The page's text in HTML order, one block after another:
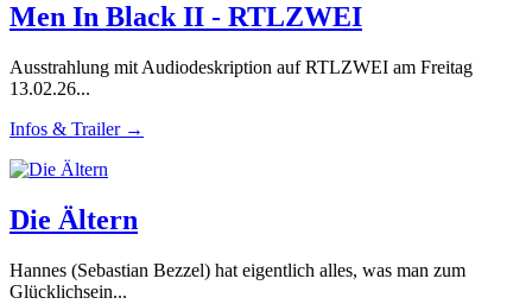
Men In Black II - RTLZWEI
Ausstrahlung mit Audiodeskription auf RTLZWEI am Freitag
13.02.26...
Infos & Trailer →
Die Ältern
Hannes (Sebastian Bezzel) hat eigentlich alles, was man zum
Glücklichsein...